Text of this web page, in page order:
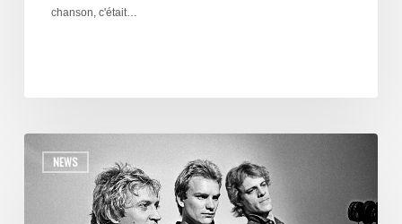
chanson, c'était…
NEWS